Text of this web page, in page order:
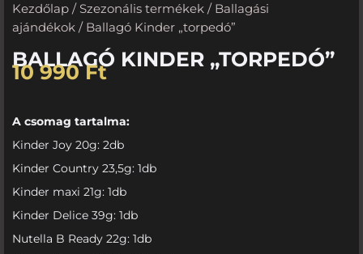
Kezdőlap / Szezonális termékek / Ballagási
ajándékok / Ballagó Kinder „torpedó”
BALLAGÓ KINDER „TORPEDÓ”
10 990Ft
A csomag tartalma:
Kinder Joy 20g: 2db
Kinder Country 23,5g: 1db
Kinder maxi 21g: 1db
Kinder Delice 39g: 1db
Nutella B Ready 22g: 1db